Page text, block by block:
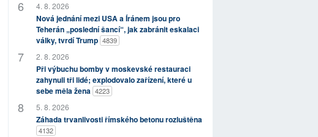
4. 8. 2026
Nová jednání mezi USA a Íránem jsou pro
Teherán „poslední šancí“, jak zabránit eskalaci
války, tvrdí Trump 4839
2. 8. 2026
Při výbuchu bomby v moskevské restauraci
zahynuli tři lidé; explodovalo zařízení, které u
sebe měla žena 4223
5. 8. 2026
Záhada trvanlivosti římského betonu rozluštěna
4132